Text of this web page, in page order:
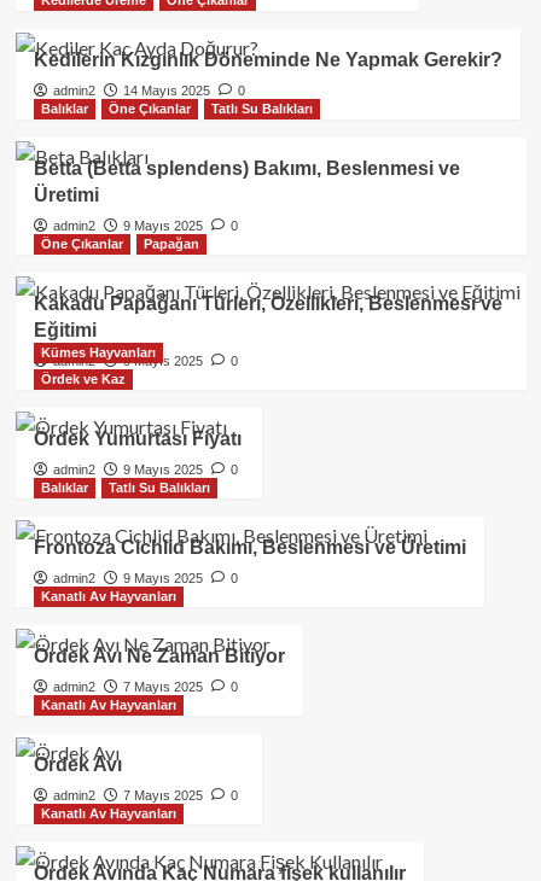
Kedilerin Kızgınlık Döneminde Ne Yapmak Gerekir?
admin2 14 Mayıs 2025
0
Balıklar
Öne Çıkanlar Tatlı Su Balıkları
Betta (Betta splendens) Bakımı, Beslenmesi ve
Üretimi
admin2 9 Mayıs 2025
0
Öne Çıkanlar
Papağan
Kakadu Papağanı Türleri, Özellikleri, Beslenmesi ve
Eğitimi
admin2 9 Mayıs 2025 0
Kümes Hayvanları
Ördek ve Kaz
Ördek Yumurtası Fiyatı
admin2 9 Mayıs 2025
0
Balıklar
Tatlı Su Balıkları
Frontoza Cichlid Bakımı, Beslenmesi ve Üretimi
admin2 9 Mayıs 2025
0
Kanatlı Av Hayvanları
Ördek Avı Ne Zaman Bitiyor
admin2 7 Mayıs 2025
0
Kanatlı Av Hayvanları
Ördek Avı
admin2 7 Mayıs 2025
0
Kanatlı Av Hayvanları
Ördek Avında Kaç Numara fişek kullanılır